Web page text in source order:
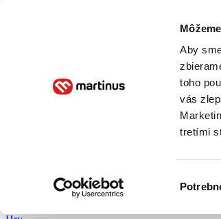
Aby
toho
vás
tretími
súhlasu
Poukážky